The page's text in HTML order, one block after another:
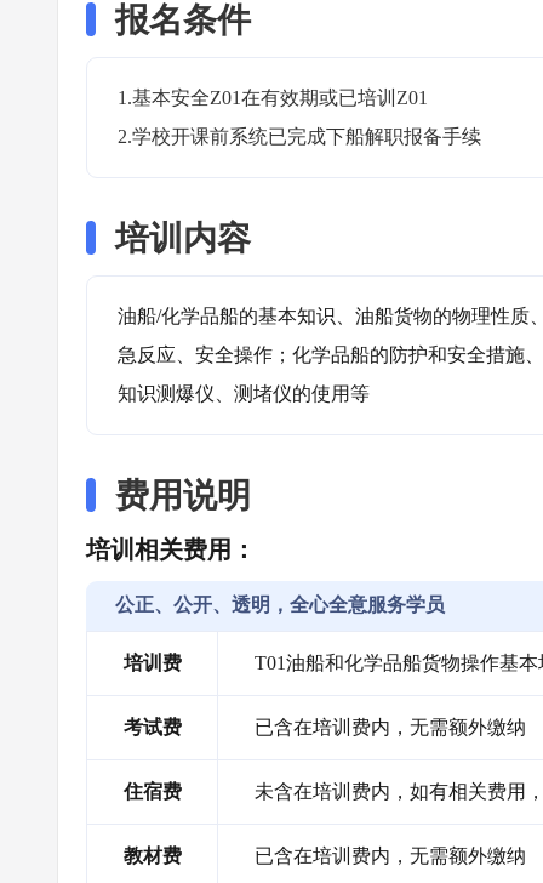
报名条件
1.基本安全Z01在有效期或已培训Z01
2.学校开课前系统已完成下船解职报备手续
培训内容
油船/化学品船的基本知识、油船货物的物理性
急反应、安全操作；化学品船的防护和安全措施
知识测爆仪、测堵仪的使用等
费用说明
培训相关费用：
公正、公开、透明，全心全意服务学员
培训费 T01油船和化学品船货物操作基本
考试费 已含在培训费内，无需额外缴纳
住宿费 未含在培训费内，如有相关费用
教材费 已含在培训费内，无需额外缴纳